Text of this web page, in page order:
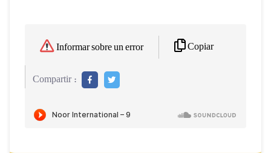
Informar sobre un error Copiar
Compartir :